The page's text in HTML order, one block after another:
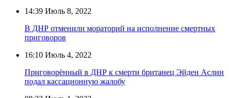
14:39 Июль 8, 2022
В ДНР отменили мораторий на исполнение смертных
приговоров
16:10 Июль 4, 2022
Приговорённый в ДНР к смерти британец Эйден Аслин
подал кассационную жалобу